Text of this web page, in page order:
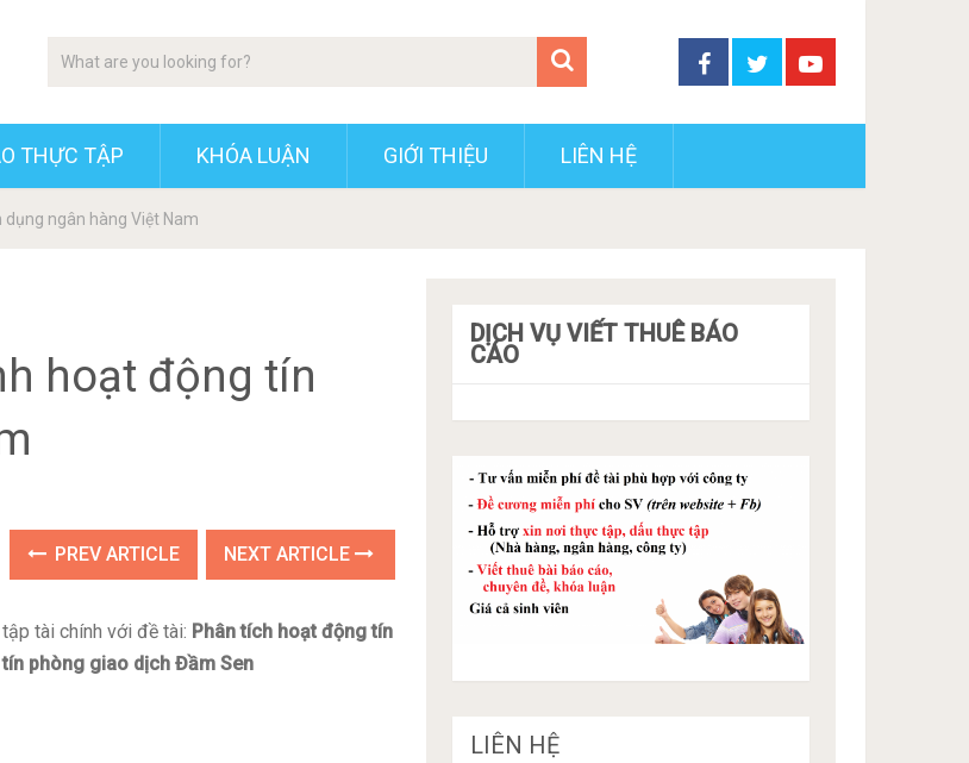
THỰC TẬP KHÓA LUẬN GIỚI THIỆU LIÊN HỆ
ngân hàng Việt Nam
hoạt động tín
PREV ARTICLE NEXT ARTICLE
tài chính với đề tài: Phân tích hoạt động tín
phòng giao dịch Đầm Sen
DỊCH VỤ VIẾT THUÊ BÁO
CÁO
LIÊN HỆ